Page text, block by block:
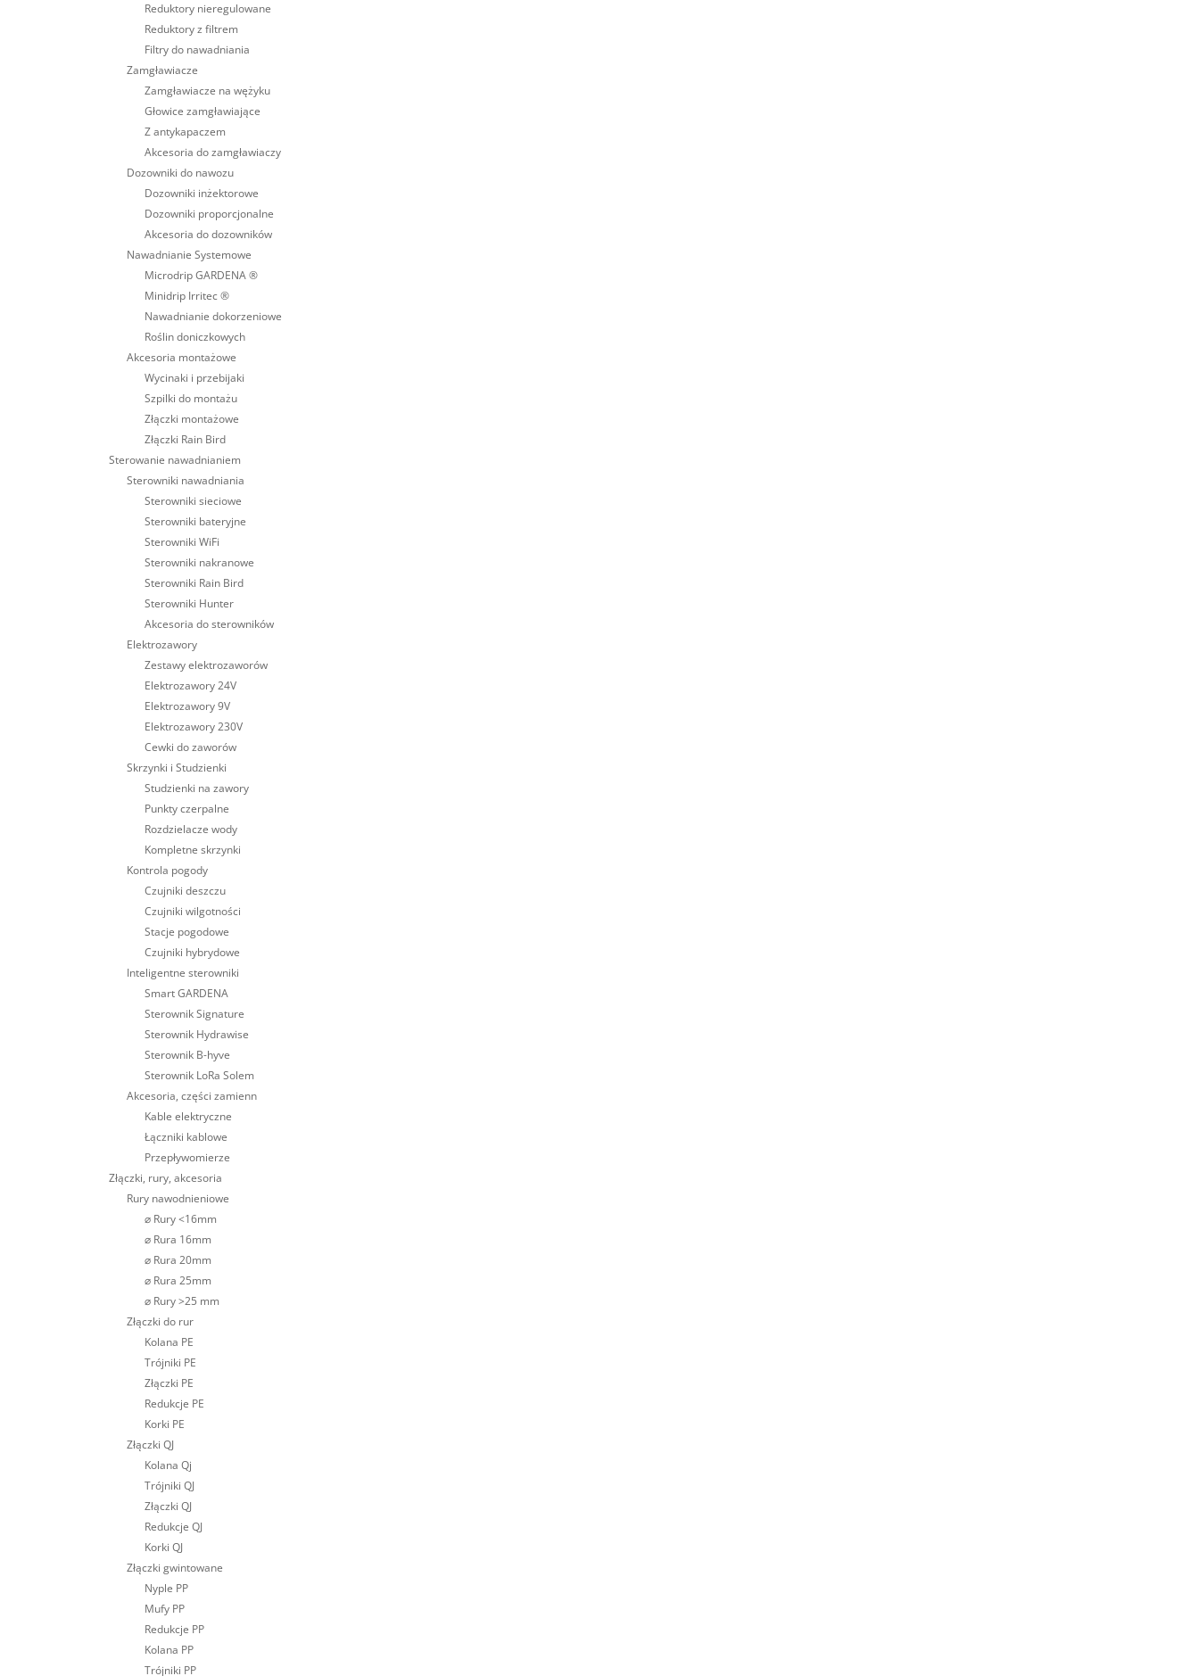
Reduktory nieregulowane
Reduktory z filtrem
Filtry do nawadniania
Zamgławiacze
Zamgławiacze na wężyku
Głowice zamgławiające
Z antykapaczem
Akcesoria do zamgławiaczy
Dozowniki do nawozu
Dozowniki inżektorowe
Dozowniki proporcjonalne
Akcesoria do dozowników
Nawadnianie Systemowe
Microdrip GARDENA ®
Minidrip Irritec ®
Nawadnianie dokorzeniowe
Roślin doniczkowych
Akcesoria montażowe
Wycinaki i przebijaki
Szpilki do montażu
Złączki montażowe
Złączki Rain Bird
Sterowanie nawadnianiem
Sterowniki nawadniania
Sterowniki sieciowe
Sterowniki bateryjne
Sterowniki WiFi
Sterowniki nakranowe
Sterowniki Rain Bird
Sterowniki Hunter
Akcesoria do sterowników
Elektrozawory
Zestawy elektrozaworów
Elektrozawory 24V
Elektrozawory 9V
Elektrozawory 230V
Cewki do zaworów
Skrzynki i Studzienki
Studzienki na zawory
Punkty czerpalne
Rozdzielacze wody
Kompletne skrzynki
Kontrola pogody
Czujniki deszczu
Czujniki wilgotności
Stacje pogodowe
Czujniki hybrydowe
Inteligentne sterowniki
Smart GARDENA
Sterownik Signature
Sterownik Hydrawise
Sterownik B-hyve
Sterownik LoRa Solem
Akcesoria, części zamienn
Kable elektryczne
Łączniki kablowe
Przepływomierze
Złączki, rury, akcesoria
Rury nawodnieniowe
⌀ Rury <16mm
⌀ Rura 16mm
⌀ Rura 20mm
⌀ Rura 25mm
⌀ Rury >25 mm
Złączki do rur
Kolana PE
Trójniki PE
Złączki PE
Redukcje PE
Korki PE
Złączki QJ
Kolana Qj
Trójniki QJ
Złączki QJ
Redukcje QJ
Korki QJ
Złączki gwintowane
Nyple PP
Mufy PP
Redukcje PP
Kolana PP
Trójniki PP